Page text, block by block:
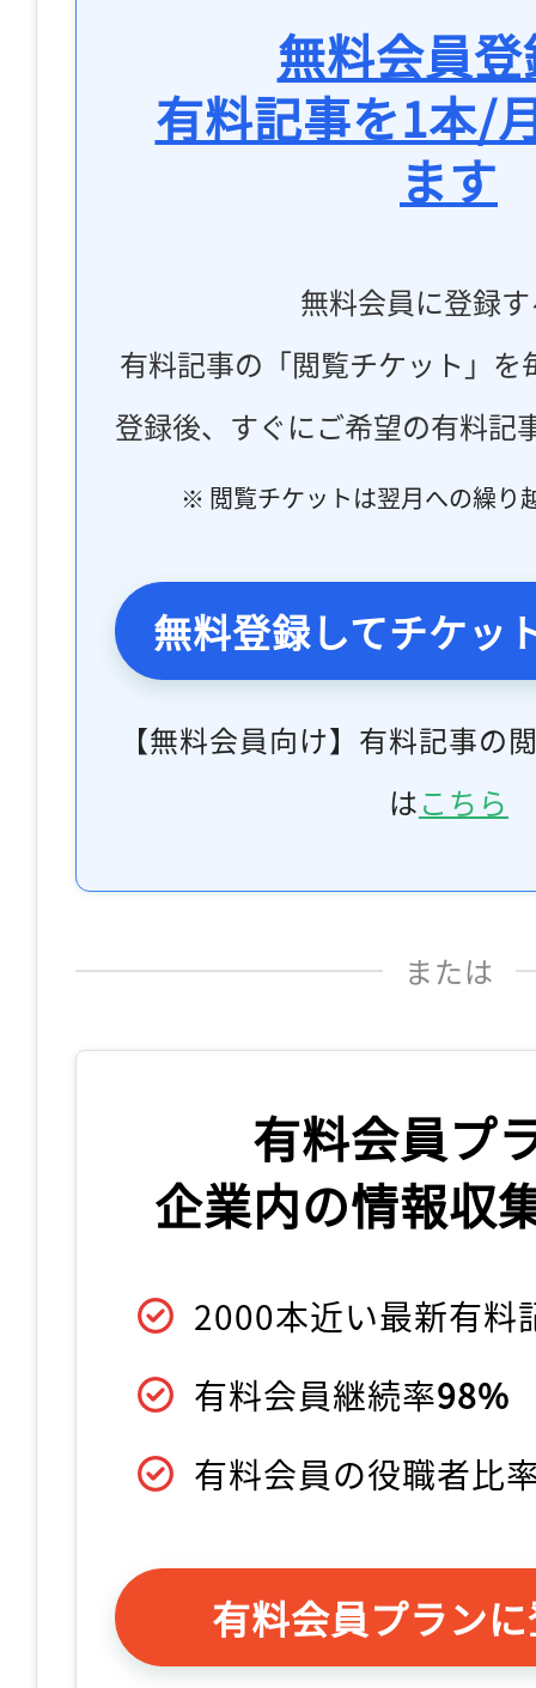
無料会員
有料記事を1本/
ます
無料会員に登録
有料記事の「閲覧チケット」
登録後、すぐにご希望の有料記
※ 閲覧チケットは翌月への繰り
無料登録してチケッ
【無料会員向け】有料記事の
はこちら
または
有料会員プ
企業内の情報収
2000本近い最新有料
有料会員継続率98%
有料会員の役職者比
有料会員プラン